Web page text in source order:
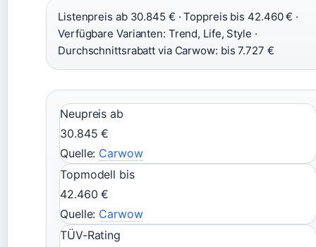
Listenpreis ab 30.845 € · Toppreis bis 42.460 € ·
Verfügbare Varianten: Trend, Life, Style ·
Durchschnittsrabatt via Carwow: bis 7.727 €
Neupreis ab
30.845 €
Quelle: Carwow
Topmodell bis
42.460 €
Quelle: Carwow
TÜV-Rating